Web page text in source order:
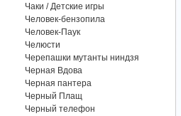
Чаки / Детские игры
Человек-бензопила
Человек-Паук
Челюсти
Черепашки мутанты ниндзя
Черная Вдова
Черная пантера
Черный Плащ
Черный телефон